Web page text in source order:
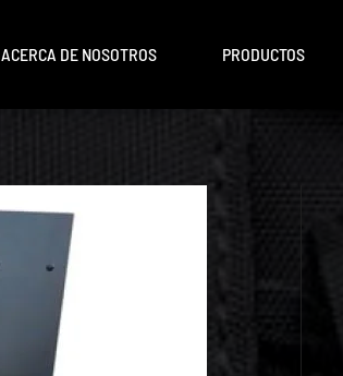
ACERCA DE NOSOTROS PRODUCTOS